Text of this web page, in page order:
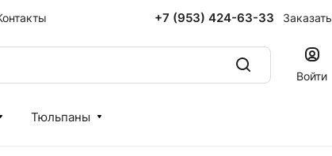
+7 (953) 424-63-33
Войти
Тюльпаны